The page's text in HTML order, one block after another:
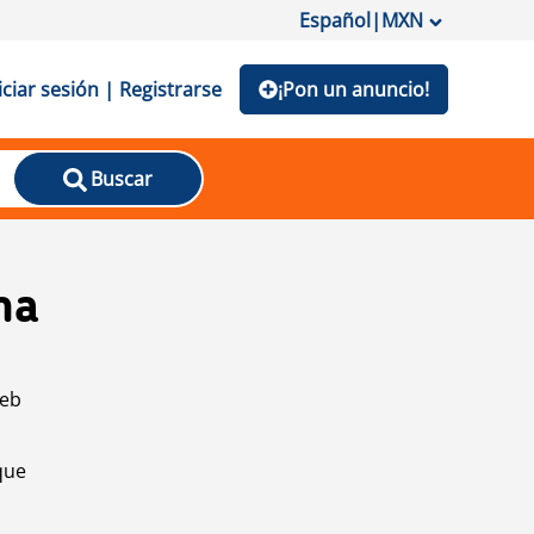
Español|MXN
sesión | Registrarse ¡Pon un anuncio!
Buscar